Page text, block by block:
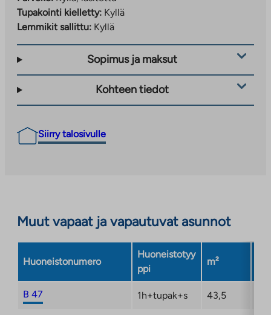
Tupakointi kielletty: Kyllä
Lemmikit sallittu: Kyllä
Sopimus ja maksut
Kohteen tiedot
Siirry talosivulle
Muut vapaat ja vapautuvat asunnot
Huoneistonumero
Huoneistotyy
ppi
m²
B 47 1h+tupak+s 43,5